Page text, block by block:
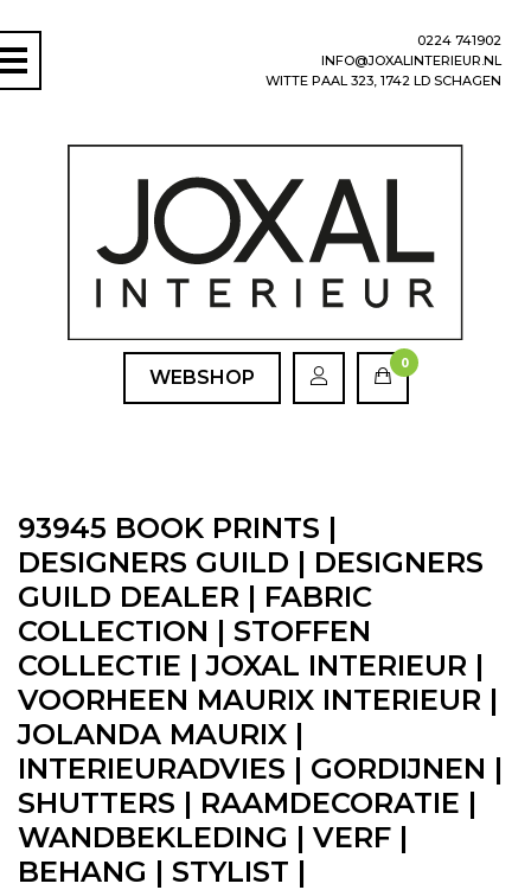
0224 741902
INFO@JOXALINTERIEUR.NL
WITTE PAAL 323, 1742 LD SCHAGEN
WEBSHOP
0
93945 BOOK PRINTS |
DESIGNERS GUILD | DESIGNERS
GUILD DEALER | FABRIC
COLLECTION | STOFFEN
COLLECTIE | JOXAL INTERIEUR |
VOORHEEN MAURIX INTERIEUR |
JOLANDA MAURIX |
INTERIEURADVIES | GORDIJNEN |
SHUTTERS | RAAMDECORATIE |
WANDBEKLEDING | VERF |
BEHANG | STYLIST |